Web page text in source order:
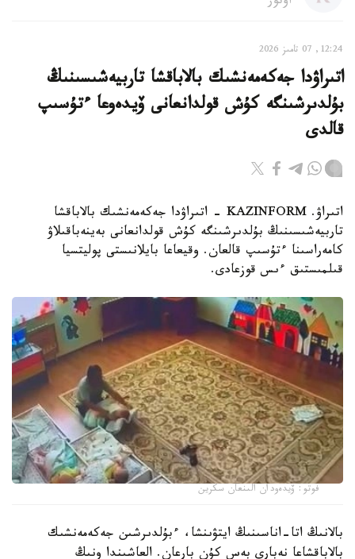
12:24, 07 تامىز 2026
اتىراۋدا جەكەمەنشىك بالاباقشا تاربيەشىسىنىڭ
بۇلدىرشىنگە كۇش قولدانعانى ۆيدەوعا ءتۇسىپ
قالدى
اتىراۋ. KAZINFORM - اتىراۋدا جەكەمەنشىك بالاباقشا
تاربيەشىسىنىڭ بۇلدىرشىنگە كۇش قولدانعانى بەينەباقىلاۋ
كامەراسىنا ءتۇسىپ قالعان. وقيعاعا بايلانىستى پوليتسيا
قىلمىستىق ءىس قوزعادى.
فوتو: ۆيدەودان الىنعان سكرين
بالانىڭ اتا-اناسىنىڭ ايتۋىنشا، ءبۇلدىرشىن جەكەمەنشىك
بالاباقشاعا نەبارى بەس كۇن بارعان. العاشىندا ونىڭ